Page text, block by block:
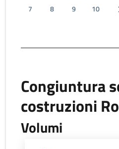
7
8 9 10
Congiuntura
costruzioni
Volumi